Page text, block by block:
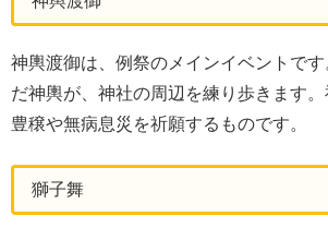
神輿渡御は、例祭のメインイベントで
だ神輿が、神社の周辺を練り歩きます
豊穣や無病息災を祈願するものです。
獅子舞